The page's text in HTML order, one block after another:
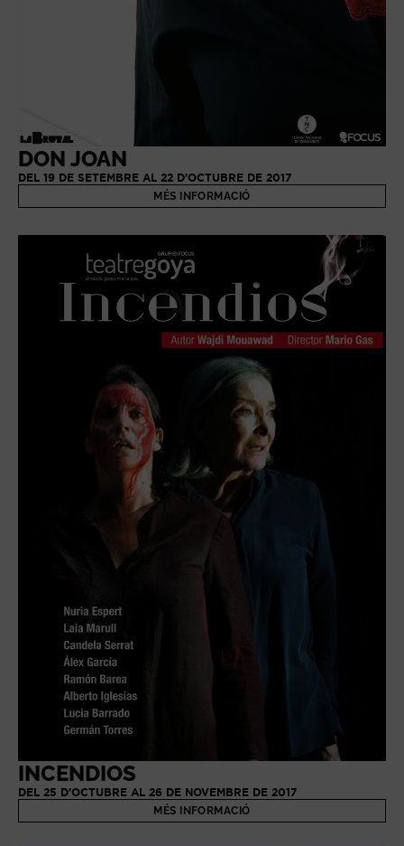
DON JOAN
DEL 19 DE SETEMBRE AL 22 D'OCTUBRE DE 2017
MÉS INFORMACIÓ
INCENDIOS
DEL 25 D'OCTUBRE AL 26 DE NOVEMBRE DE 2017
MÉS INFORMACIÓ